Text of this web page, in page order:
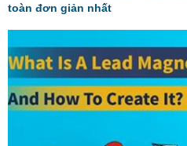
toàn đơn giản nhất